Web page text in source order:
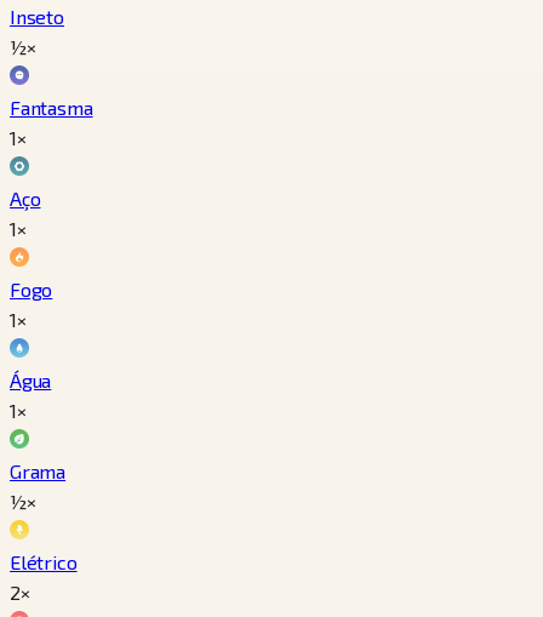
Inseto
½×
Fantasma
1×
Aço
1×
Fogo
1×
Água
1×
Grama
½×
Elétrico
2×